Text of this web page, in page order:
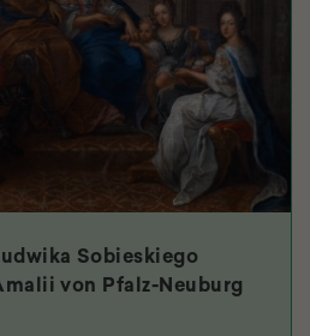
Sobieskiego
von Pfalz-Neuburg